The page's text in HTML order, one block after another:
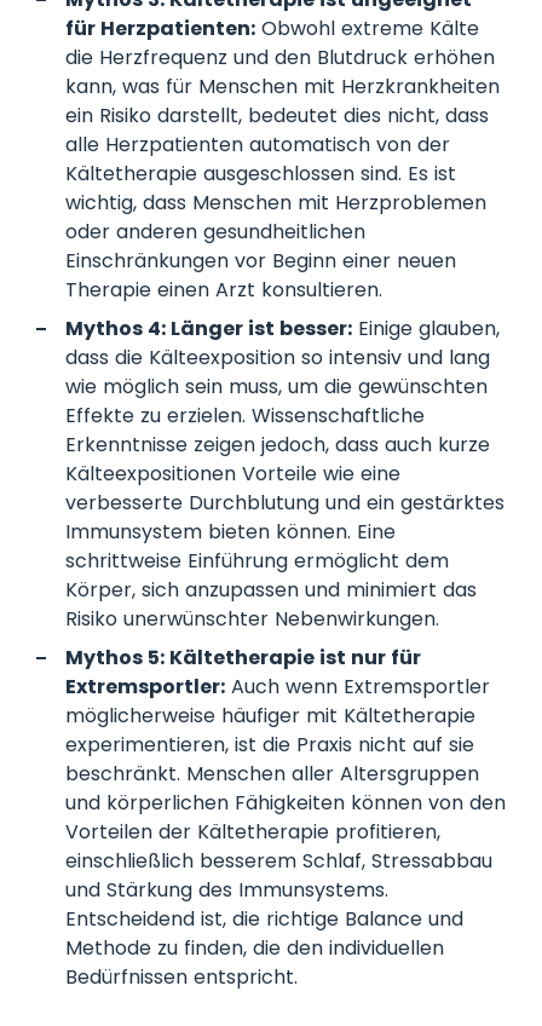
für Herzpatienten: Obwohl extreme Kälte
die Herzfrequenz und den Blutdruck erhöhen
kann, was für Menschen mit Herzkrankheiten
ein Risiko darstellt, bedeutet dies nicht, dass
alle Herzpatienten automatisch von der
Kältetherapie ausgeschlossen sind. Es ist
wichtig, dass Menschen mit Herzproblemen
oder anderen gesundheitlichen
Einschränkungen vor Beginn einer neuen
Therapie einen Arzt konsultieren.
Mythos 4: Länger ist besser: Einige glauben,
dass die Kälteexposition so intensiv und lang
wie möglich sein muss, um die gewünschten
Effekte zu erzielen. Wissenschaftliche
Erkenntnisse zeigen jedoch, dass auch kurze
Kälteexpositionen Vorteile wie eine
verbesserte Durchblutung und ein gestärktes
Immunsystem bieten können. Eine
schrittweise Einführung ermöglicht dem
Körper, sich anzupassen und minimiert das
Risiko unerwünschter Nebenwirkungen.
Mythos 5: Kältetherapie ist nur für
Extremsportler: Auch wenn Extremsportler
möglicherweise häufiger mit Kältetherapie
experimentieren, ist die Praxis nicht auf sie
beschränkt. Menschen aller Altersgruppen
und körperlichen Fähigkeiten können von den
Vorteilen der Kältetherapie profitieren,
einschließlich besserem Schlaf, Stressabbau
und Stärkung des Immunsystems.
Entscheidend ist, die richtige Balance und
Methode zu finden, die den individuellen
Bedürfnissen entspricht.